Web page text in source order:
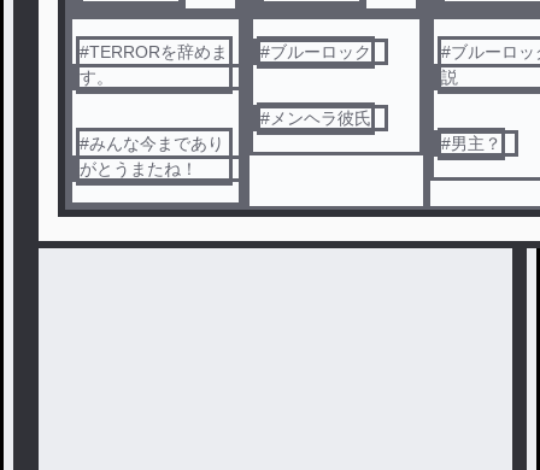
#TERRORを辞めま
す。
#みんな今まであり
がとうまたね！
#ブルーロック
# メンヘラ彼氏
#ブルーロッ
説
#男主？